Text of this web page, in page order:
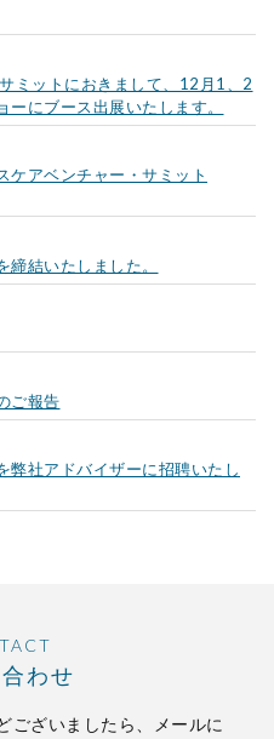
ミットにおきまして、12月1、2
にブース出展いたします。
ケアベンチャー・サミット
結いたしました。
ご報告
弊社アドバイザーに招聘いたし
わせ
ございましたら、
メールに